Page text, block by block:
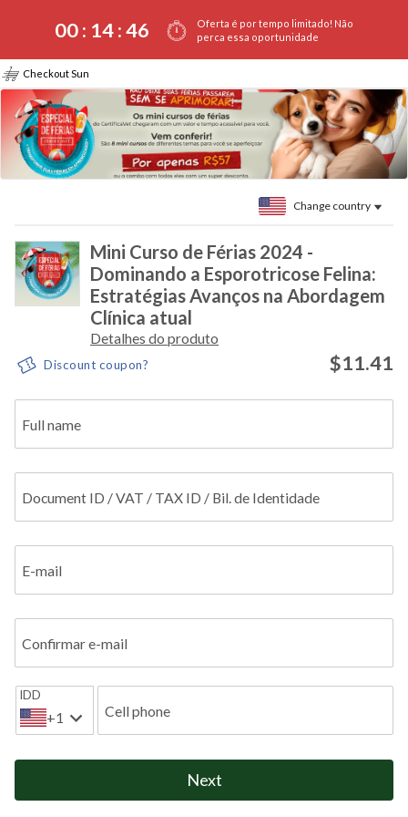
00 : 14:46
Oferta é por tempo limitado! Não
perca essa oportunidade
Checkout Sun
Change country
Mini Curso de Férias 2024 -
Dominando a Esporotricose Felina:
Estratégias Avanços na Abordagem
Clínica atual
Detalhes do produto
Discount coupon? $11.41
Full name
Document ID / VAT / TAX ID / Bil. de Identidade
E-mail
Confirmar e-mail
IDD
+1 Cell phone
Next